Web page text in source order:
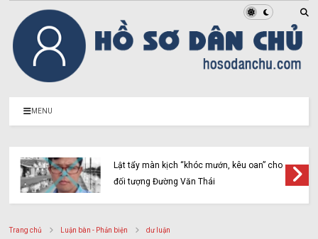
MENU
Lật tẩy màn kịch “khóc mướn, kêu oan” cho
đối tượng Đường Văn Thái
Trang chủ Luận bàn - Phản biện dư luận